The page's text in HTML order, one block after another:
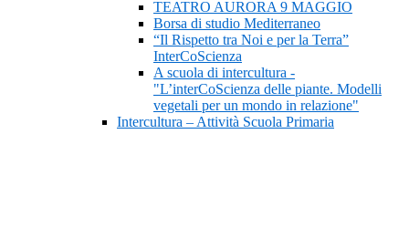
TEATRO AURORA 9 MAGGIO
Borsa di studio Mediterraneo
“Il Rispetto tra Noi e per la Terra”
InterCoScienza
A scuola di intercultura -
"L’interCoScienza delle piante. Modelli
vegetali per un mondo in relazione"
Intercultura – Attività Scuola Primaria